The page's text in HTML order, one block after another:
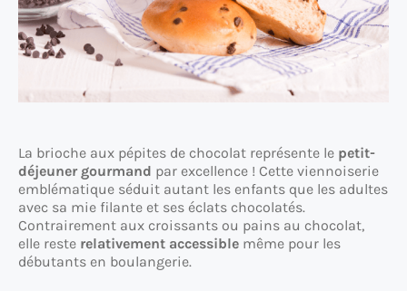
La brioche aux pépites de chocolat représente le petit-
déjeuner gourmand par excellence ! Cette viennoiserie
emblématique séduit autant les enfants que les adultes
avec sa mie filante et ses éclats chocolatés.
Contrairement aux croissants ou pains au chocolat,
elle reste relativement accessible même pour les
débutants en boulangerie.